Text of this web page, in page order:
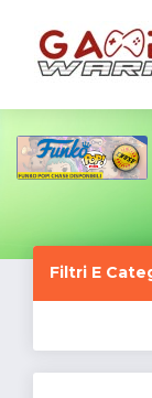
Filtri E